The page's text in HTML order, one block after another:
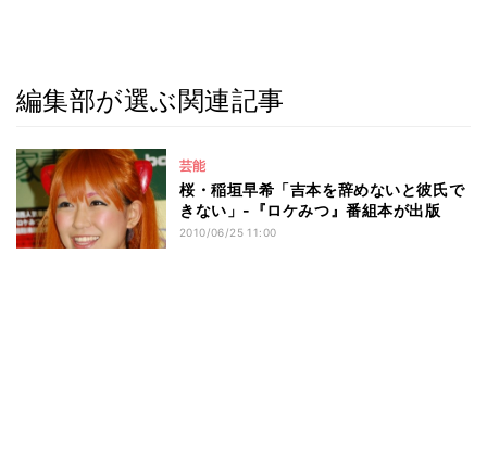
編集部が選ぶ関連記事
芸能
桜・稲垣早希「吉本を辞めないと彼氏で
きない」-『ロケみつ』番組本が出版
2010/06/25 11:00